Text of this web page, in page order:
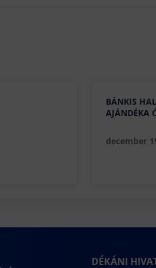
BÁNKIS
AJÁNDÉKA
december
DÉKÁNI